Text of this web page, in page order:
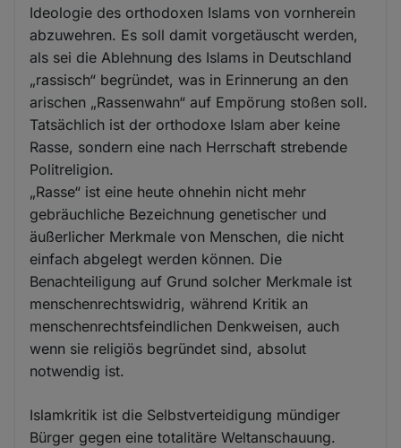
Ideologie des orthodoxen Islams von vornherein
abzuwehren. Es soll damit vorgetäuscht werden,
als sei die Ablehnung des Islams in Deutschland
„rassisch“ begründet, was in Erinnerung an den
arischen „Rassenwahn“ auf Empörung stoßen soll.
Tatsächlich ist der orthodoxe Islam aber keine
Rasse, sondern eine nach Herrschaft strebende
Politreligion.
„Rasse“ ist eine heute ohnehin nicht mehr
gebräuchliche Bezeichnung genetischer und
äußerlicher Merkmale von Menschen, die nicht
einfach abgelegt werden können. Die
Benachteiligung auf Grund solcher Merkmale ist
menschenrechtswidrig, während Kritik an
menschenrechtsfeindlichen Denkweisen, auch
wenn sie religiös begründet sind, absolut
notwendig ist.
Islamkritik ist die Selbstverteidigung mündiger
Bürger gegen eine totalitäre Weltanschauung.